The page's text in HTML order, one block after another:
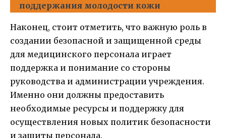
поддержания молодости кожи
Наконец, стоит отметить, что важную роль в
создании безопасной и защищенной среды
для медицинского персонала играет
поддержка и понимание со стороны
руководства и администрации учреждения.
Именно они должны предоставить
необходимые ресурсы и поддержку для
осуществления новых политик безопасности
и защиты персонала.